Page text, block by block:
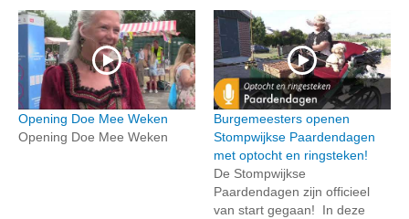
Opening Doe Mee Weken
Opening Doe Mee Weken
Burgemeesters openen
Stompwijkse Paardendagen
met optocht en ringsteken!
De Stompwijkse
Paardendagen zijn officieel
van start gegaan! In deze